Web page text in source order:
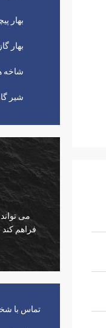
بهار
بهار
شاخه
شیر
فراهم
از
تماس با